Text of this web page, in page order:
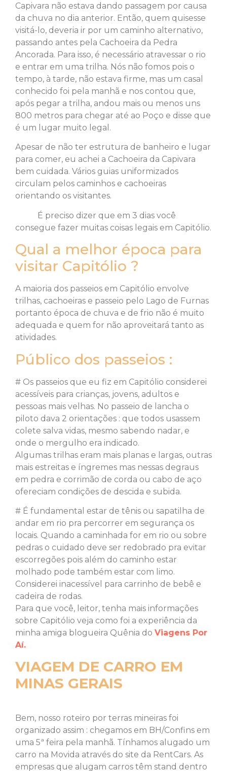
Capivara não estava dando passagem por causa
da chuva no dia anterior. Então, quem quisesse
visitá-lo, deveria ir por um caminho alternativo,
passando antes pela Cachoeira da Pedra
Ancorada. Para isso, é necessário atravessar o rio
e entrar em uma trilha. Nós não fomos pois o
tempo, à tarde, não estava firme, mas um casal
conhecido foi pela manhã e nos contou que,
após pegar a trilha, andou mais ou menos uns
800 metros para chegar até ao Poço e disse que
é um lugar muito legal.
Apesar de não ter estrutura de banheiro e lugar
para comer, eu achei a Cachoeira da Capivara
bem cuidada. Vários guias uniformizados
circulam pelos caminhos e cachoeiras
orientando os visitantes.
É preciso dizer que em 3 dias você
consegue fazer muitas coisas legais em Capitólio.
Qual a melhor época para
visitar Capitólio ?
A maioria dos passeios em Capitólio envolve
trilhas, cachoeiras e passeio pelo Lago de Furnas
portanto época de chuva e de frio não é muito
adequada e quem for não aproveitará tanto as
atividades.
Público dos passeios :
# Os passeios que eu fiz em Capitólio considerei
acessíveis para crianças, jovens, adultos e
pessoas mais velhas. No passeio de lancha o
piloto dava 2 orientações : que todos usassem
colete salva vidas, mesmo sabendo nadar, e
onde o mergulho era indicado.
Algumas trilhas eram mais planas e largas, outras
mais estreitas e íngremes mas nessas degraus
em pedra e corrimão de corda ou cabo de aço
ofereciam condições de descida e subida.
# É fundamental estar de tênis ou sapatilha de
andar em rio pra percorrer em segurança os
locais. Quando a caminhada for em rio ou sobre
pedras o cuidado deve ser redobrado pra evitar
escorregões pois além do caminho estar
molhado pode também estar com limo.
Considerei inacessível para carrinho de bebê e
cadeira de rodas.
Para que você, leitor, tenha mais informações
sobre Capitólio veja como foi a experiência da
minha amiga blogueira Quênia do Viagens Por
Aí.
VIAGEM DE CARRO EM
MINAS GERAIS
Bem, nosso roteiro por terras mineiras foi
organizado assim : chegamos em BH/Confins em
uma 5ª feira pela manhã. Tínhamos alugado um
carro na Movida através do site da RentCars. As
empresas que alugam carros têm stand dentro